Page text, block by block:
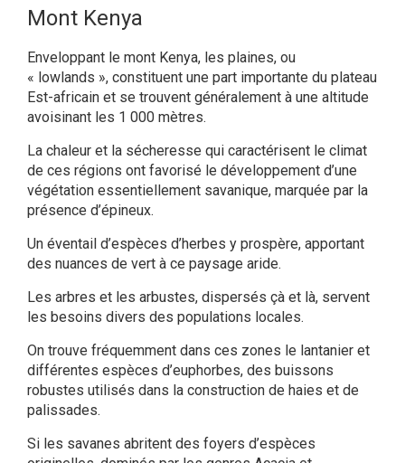
Mont Kenya
Enveloppant le mont Kenya, les plaines, ou
« lowlands », constituent une part importante du plateau
Est-africain et se trouvent généralement à une altitude
avoisinant les 1 000 mètres.
La chaleur et la sécheresse qui caractérisent le climat
de ces régions ont favorisé le développement d’une
végétation essentiellement savanique, marquée par la
présence d’épineux.
Un éventail d’espèces d’herbes y prospère, apportant
des nuances de vert à ce paysage aride.
Les arbres et les arbustes, dispersés çà et là, servent
les besoins divers des populations locales.
On trouve fréquemment dans ces zones le lantanier et
différentes espèces d’euphorbes, des buissons
robustes utilisés dans la construction de haies et de
palissades.
Si les savanes abritent des foyers d’espèces